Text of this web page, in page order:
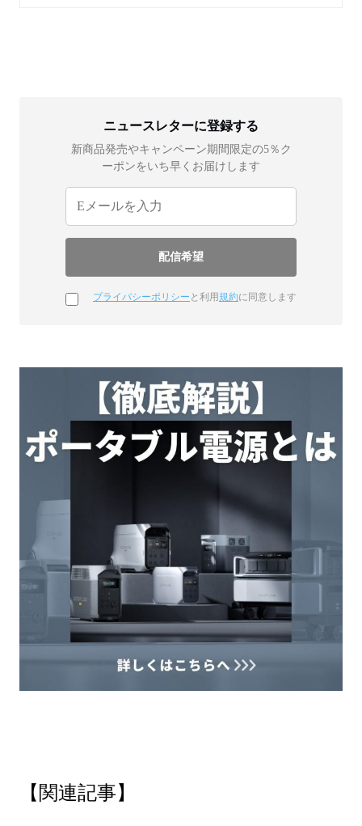
ニュースレターに登録する
新商品発売やキャンペーン期間限定の5％ク
ーポンをいち早くお届けします
プライバシーポリシー と利用規約に同意します
【関連記事】